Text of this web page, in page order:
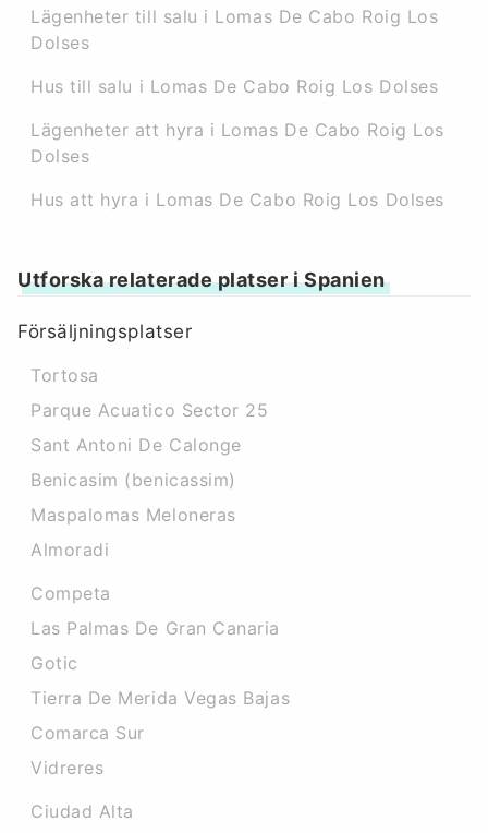
Lägenheter till salu i Lomas De Cabo Roig Los
Dolses
Hus till salu i Lomas De Cabo Roig Los Dolses
Lägenheter att hyra i Lomas De Cabo Roig Los
Dolses
Hus att hyra i Lomas De Cabo Roig Los Dolses
Utforska relaterade platser i Spanien
Försäljningsplatser
Tortosa
Parque Acuatico Sector 25
Sant Antoni De Calonge
Benicasim (benicassim)
Maspalomas Meloneras
Almoradi
Competa
Las Palmas De Gran Canaria
Gotic
Tierra De Merida Vegas Bajas
Comarca Sur
Vidreres
Ciudad Alta